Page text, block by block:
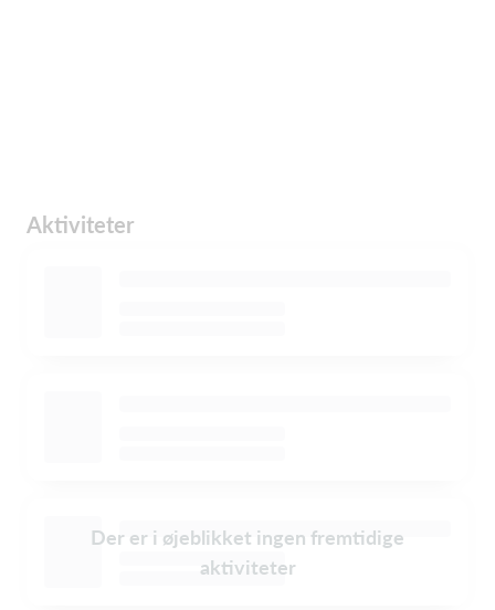
Aktiviteter
Der er i øjeblikket ingen fremtidige
aktiviteter